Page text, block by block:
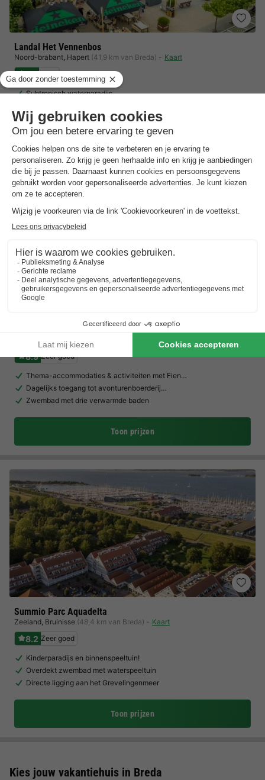
Landal Het Vennenbos
Noord-brabant, Hapert (41,9 km van Breda) Kaart
7.6 Goed
Subtropisch waterparadijs
Midden in de Brabantse Kempen
Toon prijzen
Familie Resort Molenwaard
Zuid-holland Ottoland Kaart
8.9 Zeer goed
Thema-accommodaties & activiteiten met Fien…
Dagelijks toegang tot avonturenboerderij…
Zwembad met drie verwarmde baden
Toon prijzen
Summio Parc Aquadelta
Zeeland, Bruinisse (48,4 km van Breda) Kaart
8.2 Zeer goed
Kinderparadijs en binnenspeeltuin!
Overdekt zwembad met waterspeeltuin
Directe ligging aan het Grevelingenmeer
Toon prijzen
Kies jouw vakantiehuis in Breda